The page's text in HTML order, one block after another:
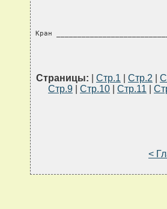
Кран
Страницы: Стр.1 Стр.2
Стр.9
Стр.10 Стр.11
<